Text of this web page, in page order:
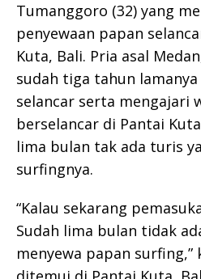
Tumanggoro (32) yang
penyewaan papan
Kuta, Bali. Pria asal
sudah tiga tahun
selancar serta mengajari
berselancar di Pantai
lima bulan tak ada turis
surfingnya.
“Kalau sekarang
Sudah lima bulan tidak
menyewa papan surfing,”